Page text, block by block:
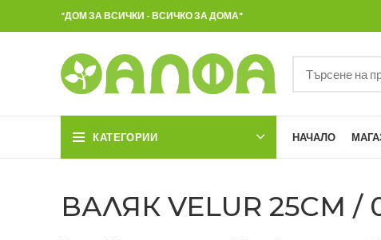
"ДОМ ЗА ВСИЧКИ - ВСИЧКО ЗА ДОМА"
КАТЕГОРИИ НАЧАЛО
ВАЛЯК VELUR 25СМ /